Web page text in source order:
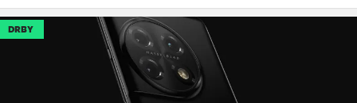
DRBY